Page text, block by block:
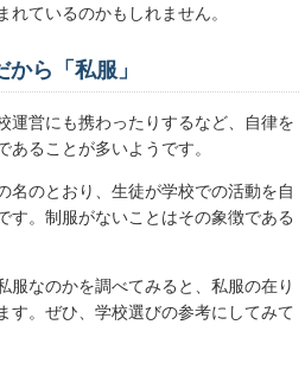
ているのかもしれません。
ら「私服」
運営にも携わったりするなど、自律を
あることが多いようです。
名のとおり、生徒が学校での活動を自
す。制服がないことはその象徴である
服なのかを調べてみると、私服の在り
す。ぜひ、学校選びの参考にしてみて